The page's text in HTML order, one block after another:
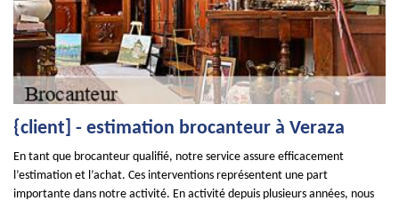
{client] - estimation brocanteur à Veraza
En tant que brocanteur qualifié, notre service assure efficacement
l’estimation et l’achat. Ces interventions représentent une part
importante dans notre activité. En activité depuis plusieurs années, nous